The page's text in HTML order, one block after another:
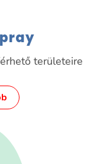
területeire